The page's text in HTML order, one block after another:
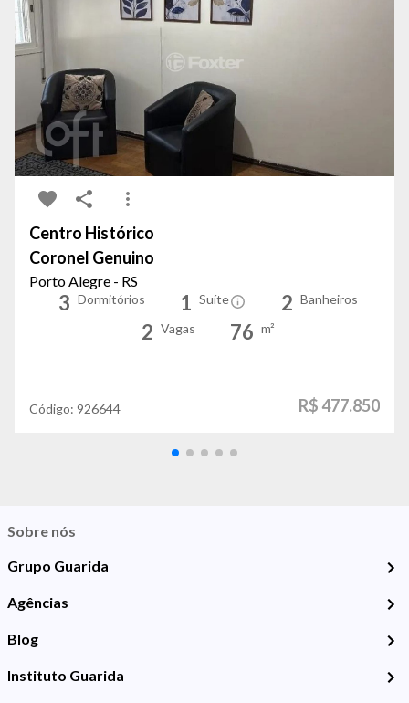
Centro Histórico
Coronel Genuino
Porto Alegre - RS
3 Dormitórios 1 Suíte 2 Banheiros
2 Vagas 76 m²
Código: 926644 R$ 477.850
Sobre nós
Grupo Guarida
Agências
Blog
Instituto Guarida